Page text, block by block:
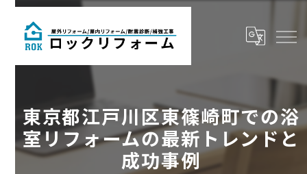
東京都江戸川区東篠崎町での浴
室リフォームの最新トレンドと
成功事例